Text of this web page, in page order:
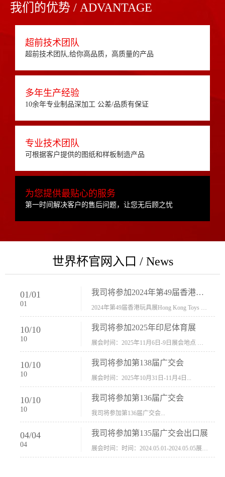
我们的优势 / ADVANTAGE
超前技术团队
超前技术团队,给你高品质，高质量的产品
多年生产经验
10余年专业制品深加工 公差/品质有保证
专业技术团队
可根据客户提供的图纸和样板制造产品
为您提供最贴心的服务
第一时间解决客户的售后问题，让您无后顾之忧
世界杯官网入口 / News
01/01
01
我司将参加2024年第49届香港玩具展Hong Kong Toys & Games Fair 欢迎新···
10/10
10
我司将参加2025年印尼体育展
10/10
10
我司将参加第138届广交会
展会时间：2025年10月31日-11月4日...
10/10
10
我司将参加第136届广交会
我司将参加第136届广交会...
04/04
04
我司将参加第135届广交会出口展
展会时间：时间：2024.05.01-2024.05.05展会地址：中国进出口商品交易会展馆福建康莱宝公司展位号12.1G37-38、H11-12，浙江康莱宝展位号17.1B23-24、C19-20...